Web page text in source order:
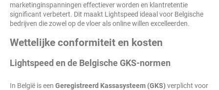
marketinginspanningen effectiever worden en klantretentie
significant verbetert. Dit maakt Lightspeed ideaal voor Belgische
bedrijven die zowel op de vloer als online willen excelleerden.
Wettelijke conformiteit en kosten
Lightspeed en de Belgische GKS-normen
In België is een Geregistreerd Kassasysteem (GKS) verplicht voor